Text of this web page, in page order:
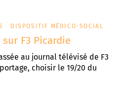
DISPOSITIF MÉDICO-SOCIAL
sur F3 Picardie
au journal télévisé de F3
choisir le 19/20 du